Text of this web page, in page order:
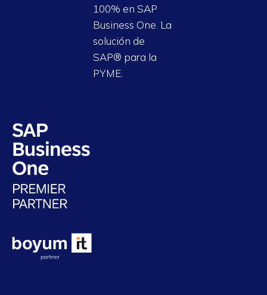
100% en SAP
Business One. La
solución de
SAP® para la
PYME.